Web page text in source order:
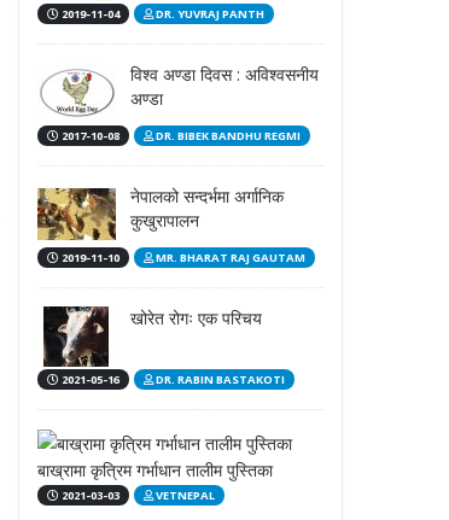
2019-11-04 DR. YUVRAJ PANTH
विश्व अण्डा दिवस : अविश्वसनीय
अण्डा
2017-10-08 DR. BIBEK BANDHU REGMI
नेपालको सन्दर्भमा अर्गानिक
कुखुरापालन
2019-11-10 MR. BHARAT RAJ GAUTAM
खोरेत रोगः एक परिचय
2021-05-16 DR. RABIN BASTAKOTI
बाख्रामा कृत्रिम गर्भाधान तालीम पुस्तिका
2021-03-03 VETNEPAL